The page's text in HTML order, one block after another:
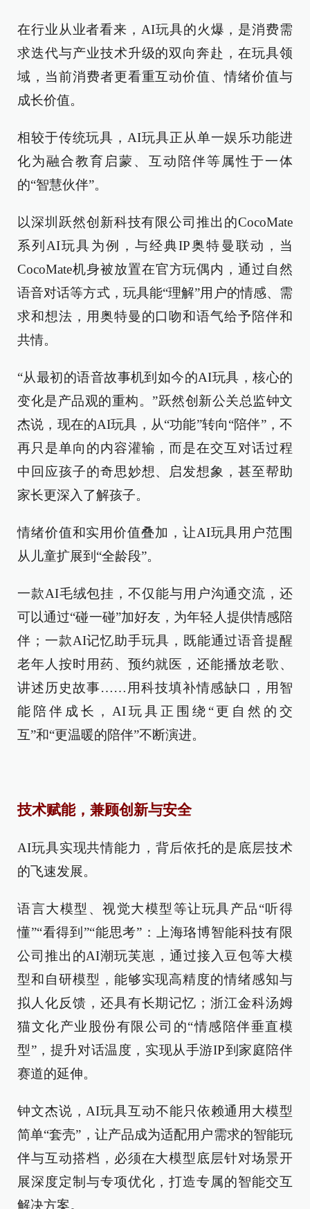
在行业从业者看来，AI玩具的火爆，是消费需
求迭代与产业技术升级的双向奔赴，在玩具领
域，当前消费者更看重互动价值、情绪价值与
成长价值。
相较于传统玩具，AI玩具正从单一娱乐功能进
化为融合教育启蒙、互动陪伴等属性于一体
的“智慧伙伴”。
以深圳跃然创新科技有限公司推出的CocoMate
系列AI玩具为例，与经典IP奥特曼联动，当
CocoMate机身被放置在官方玩偶内，通过自然
语音对话等方式，玩具能“理解”用户的情感、需
求和想法，用奥特曼的口吻和语气给予陪伴和
共情。
“从最初的语音故事机到如今的AI玩具，核心的
变化是产品观的重构。”跃然创新公关总监钟文
杰说，现在的AI玩具，从“功能”转向“陪伴”，不
再只是单向的内容灌输，而是在交互对话过程
中回应孩子的奇思妙想、启发想象，甚至帮助
家长更深入了解孩子。
情绪价值和实用价值叠加，让AI玩具用户范围
从儿童扩展到“全龄段”。
一款AI毛绒包挂，不仅能与用户沟通交流，还
可以通过“碰一碰”加好友，为年轻人提供情感陪
伴；一款AI记忆助手玩具，既能通过语音提醒
老年人按时用药、预约就医，还能播放老歌、
讲述历史故事……用科技填补情感缺口，用智
能陪伴成长，AI玩具正围绕“更自然的交
互”和“更温暖的陪伴”不断演进。
技术赋能，兼顾创新与安全
AI玩具实现共情能力，背后依托的是底层技术
的飞速发展。
语言大模型、视觉大模型等让玩具产品“听得
懂”“看得到”“能思考”：上海珞博智能科技有限
公司推出的AI潮玩芙崽，通过接入豆包等大模
型和自研模型，能够实现高精度的情绪感知与
拟人化反馈，还具有长期记忆；浙江金科汤姆
猫文化产业股份有限公司的“情感陪伴垂直模
型”，提升对话温度，实现从手游IP到家庭陪伴
赛道的延伸。
钟文杰说，AI玩具互动不能只依赖通用大模型
简单“套壳”，让产品成为适配用户需求的智能玩
伴与互动搭档，必须在大模型底层针对场景开
展深度定制与专项优化，打造专属的智能交互
解决方案。